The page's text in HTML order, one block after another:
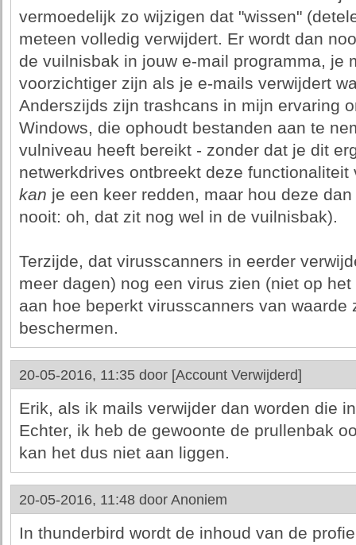
vermoedelijk zo wijzigen dat "wissen"
meteen volledig verwijdert. Er wordt dan
de vuilnisbak in jouw e-mail programma, je
voorzichtiger zijn als je e-mails verwijdert
Anderszijds zijn trashcans in mijn ervaring
Windows, die ophoudt bestanden aan te
vulniveau heeft bereikt - zonder dat je dit
netwerkdrives ontbreekt deze
kan je een keer redden, maar hou deze
nooit: oh, dat zit nog wel in de vuilnisbak).
Terzijde, dat virusscanners in eerder
meer dagen) nog een virus zien (niet op
aan hoe beperkt virusscanners van waarde
beschermen.
20-05-2016, 11:35 door [Account Verwijderd]
Erik, als ik mails verwijder dan worden die
Echter, ik heb de gewoonte de prullenbak
kan het dus niet aan liggen.
20-05-2016, 11:48 door Anoniem
In thunderbird wordt de inhoud van de